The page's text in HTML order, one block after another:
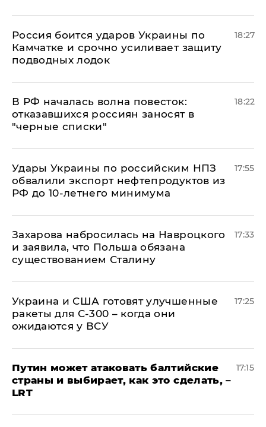
Россия боится ударов Украины по
Камчатке и срочно усиливает защиту
подводных лодок
18:27
​В РФ началась волна повесток:
отказавшихся россиян заносят в
"черные списки"
18:22
Удары Украины по российским НПЗ
обвалили экспорт нефтепродуктов из
РФ до 10-летнего минимума
17:55
​Захарова набросилась на Навроцкого
и заявила, что Польша обязана
существованием Сталину
17:33
Украина и США готовят улучшенные
ракеты для С-300 – когда они
ожидаются у ВСУ
17:25
Путин может атаковать балтийские
страны и выбирает, как это сделать, –
LRT
17:15